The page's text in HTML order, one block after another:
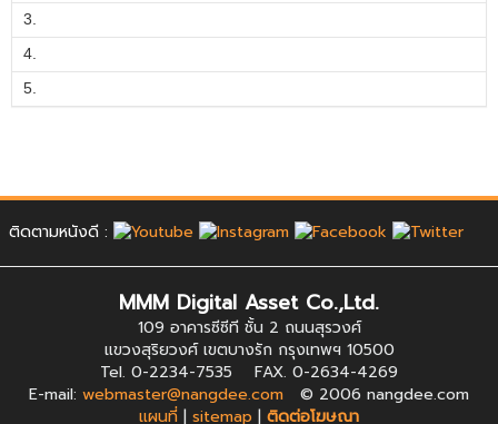
3.
4.
5.
ติดตามหนังดี :
MMM Digital Asset Co.,Ltd.
109 อาคารซีซีที ชั้น 2 ถนนสุรวงศ์
แขวงสุริยวงศ์ เขตบางรัก กรุงเทพฯ 10500
Tel. 0-2234-7535 FAX. 0-2634-4269
E-mail: webmaster@nangdee.com © 2006 nangdee.com
แผนที่ | sitemap | ติดต่อโฆษณา